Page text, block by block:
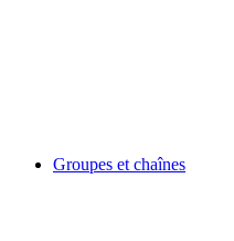
Groupes et chaînes